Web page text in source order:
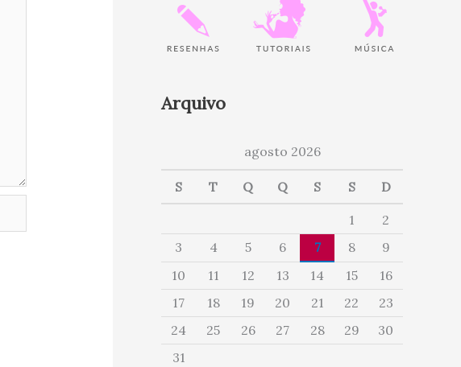
Arquivo
agosto 2026
S T Q Q S S D
1
2
3
4 5 6 7 8
9
10
11 12 13 14 15
16
17
18 19 20 21 22
23
24
25 26 27 28 29
30
31